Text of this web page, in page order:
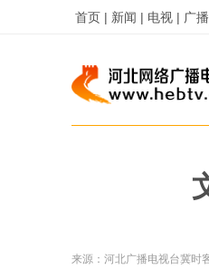
首页 | 新闻 | 电视 | 广
来源： 河北广播电视台冀时